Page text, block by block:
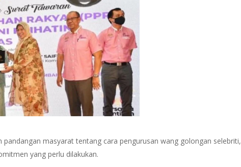
masyarat tentang cara pengurusan wang golongan selebriti,
yang perlu dilakukan.